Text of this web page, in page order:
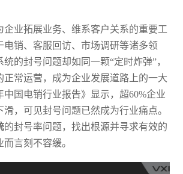
企业拓展业务、维系客户关系的重要工
电销、客服回访、市场调研等诸多领
统的封号问题却如同一颗“定时炸弹”，
正常运营，成为企业发展道路上的一大
中国电销行业报告》显示，超60%企业
滑，可见封号问题已然成为行业痛点。
的封号率问题，找出根源并寻求有效的
言刻不容缓。